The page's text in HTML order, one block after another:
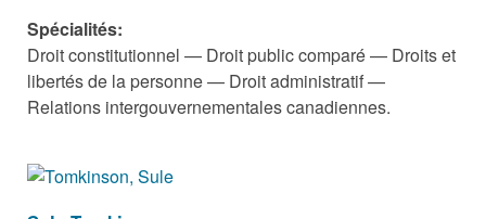
Spécialités:
Droit constitutionnel — Droit public comparé — Droits et
libertés de la personne — Droit administratif —
Relations intergouvernementales canadiennes.